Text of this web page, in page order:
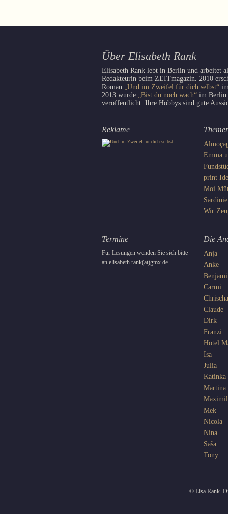
Über Elisabeth Rank
Elisabeth Rank lebt in Berlin und arbeitet
Redakteurin beim ZEITmagazin. 2010
Roman
„Und im Zweifel für dich selbst“
2013 wurde
„Bist du noch wach“ im Berlin
veröffentlicht. Ihre Hobbys sind gute
Reklame
Emma
print
Moi
Wir
Termine
Für Lesungen wenden Sie sich bitte
an elisabeth.rank(at)gmx.de.
Die
Anja
Anke
Carmi
Chrischa
Claude
Dirk
Franzi
Hotel
Isa
Julia
Katinka
Martina
Mek
Nicola
Nina
Saša
Tony
© Lisa Rank.